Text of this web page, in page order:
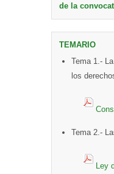
de la
TEMARIO
Tema 1.-
los
Tema 2.-
Ley